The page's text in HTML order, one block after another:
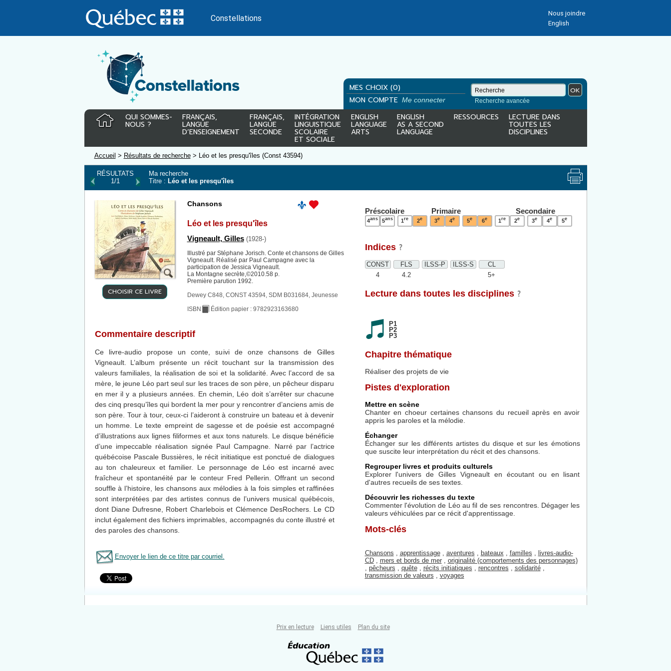
au
contenu
Constellations
Nous joindre
English
MES CHOIX (0)
MON COMPTEMe connecter
OK
Recherche avancée
QUI SOMMES-
NOUS ?
FRANÇAIS,
LANGUE
D’ENSEIGNEMENT
FRANÇAIS,
LANGUE
SECONDE
INTÉGRATION
LINGUISTIQUE
SCOLAIRE
ET SOCIALE
ENGLISH
LANGUAGE
ARTS
ENGLISH
AS A SECOND
LANGUAGE
RESSOURCES LECTURE DANS
TOUTES LES
DISCIPLINES
Accueil > Résultats de recherche> Léo et les presqu'îles (Const 43594)
RÉSULTATS
1/1
Ma recherche
Titre : Léo et les presqu'îles
CHOISIR CE LIVRE
Chansons
Léo et les presqu'îles
Vigneault, Gilles (1928-)
Illustré par Stéphane Jorisch. Conte et chansons de Gilles
Vigneault. Réalisé par Paul Campagne avec la
participation de Jessica Vigneault.
La Montagne secrète,©2010.58 p.
Première parution 1992.
Dewey C848, CONST 43594, SDM B031684, Jeunesse
ISBN Édition papier : 9782923163680
Préscolaire Primaire Secondaire
4ans 5ans 1re 2e 3e 4e 5e 6e 1re 2e 3e 4e 5e
Indices
CONST FLS ILSS-P ILSS-S
CL
4
4.2 5+
Lecture dans toutes les disciplines
P1
P2
P3
Chapitre thématique
Réaliser des projets de vie
Pistes d'exploration
Mettre en scène
Chanter en choeur certaines chansons du recueil après en avoir
appris les paroles et la mélodie.
Échanger
Échanger sur les différents artistes du disque et sur les émotions
que suscite leur interprétation du récit et des chansons.
Regrouper livres et produits culturels
Explorer l'univers de Gilles Vigneault en écoutant ou en lisant
d'autres recueils de ses textes.
Découvrir les richesses du texte
Commenter l'évolution de Léo au fil de ses rencontres. Dégager les
valeurs véhiculées par ce récit d'apprentissage.
Mots-clés
Chansons apprentissage, aventures bateaux familles
livres-audio-
CD, mers et bords de mer, originalité (comportements des personnages)
pêcheurs quête, récits initiatiques rencontres solidarité,
transmission de valeurs
voyages
Commentaire descriptif
Ce livre-audio propose un conte, suivi de onze chansons de Gilles
Vigneault. L’album présente un récit touchant sur la transmission des
valeurs familiales, la réalisation de soi et la solidarité. Avec l’accord de sa
mère, le jeune Léo part seul sur les traces de son père, un pêcheur disparu
en mer il y a plusieurs années. En chemin, Léo doit s’arrêter sur chacune
des cinq presqu’îles qui bordent la mer pour y rencontrer d’anciens amis de
son père. Tour à tour, ceux-ci l’aideront à construire un bateau et à devenir
un homme. Le texte empreint de sagesse et de poésie est accompagné
d’illustrations aux lignes filiformes et aux tons naturels. Le disque bénéficie
d’une impeccable réalisation signée Paul Campagne. Narré par l’actrice
québécoise Pascale Bussières, le récit initiatique est ponctué de dialogues
au ton chaleureux et familier. Le personnage de Léo est incarné avec
fraîcheur et spontanéité par le conteur Fred Pellerin. Offrant un second
souffle à l’histoire, les chansons aux mélodies à la fois simples et raffinées
sont interprétées par des artistes connus de l’univers musical québécois,
dont Diane Dufresne, Robert Charlebois et Clémence DesRochers. Le CD
inclut également des fichiers imprimables, accompagnés du conte illustré et
des paroles des chansons.
Envoyer le lien de ce titre par courriel.
Prix en lecture Liens utiles Plan du site